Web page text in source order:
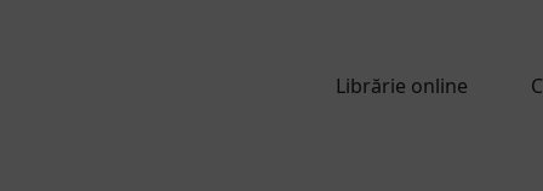
Librărie online